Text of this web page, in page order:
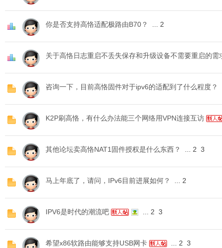
你是否支持高恪适配极路由B70？ 2
关于高恪日志重启不丢失保存和升级设备不需要重启的需
咨询一下，目前高恪固件对于ipv6的适配到了什么程度？
K2P刷高恪，有什么办法能三个网络用VPN连接互访
其他论坛卖高恪NAT1固件授权是什么东西？ 2 3
马上年底了，请问，IPv6目前进展如何？ 2
IPV6是时代的潮流吧 2 3
希望x86软路由能够支持USB网卡 2 3